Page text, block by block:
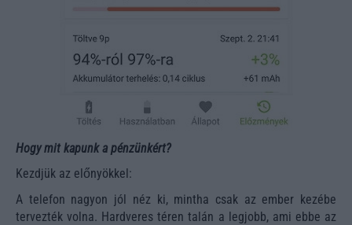
Hogy mit kapunk a pénzünkért?
Kezdjük az előnyökkel:
A telefon nagyon jól néz ki, mintha csak az ember kezébe
tervezték volna. Hardveres téren talán a legjobb, ami ebbe az